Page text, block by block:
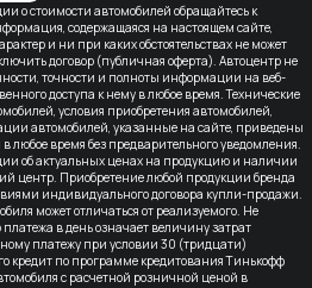
о стоимости автомобилей обращайтесь к
содержащаяся на настоящем сайте,
и ни при каких обстоятельствах не может
договор (публичная оферта). Автоцентр не
точности и полноты информации на веб-
доступа к нему в любое время. Технические
условия приобретения автомобилей,
автомобилей, указанные на сайте, приведены
время без предварительного уведомления.
об актуальных ценах на продукцию и наличии
центр. Приобретение любой продукции бренда
индивидуального договора купли-продажи.
может отличаться от реализуемого. Не
в день означает величину затрат
платежу при условии 30 (тридцати)
кредит по программе кредитования Тинькофф
с расчетной розничной ценой в